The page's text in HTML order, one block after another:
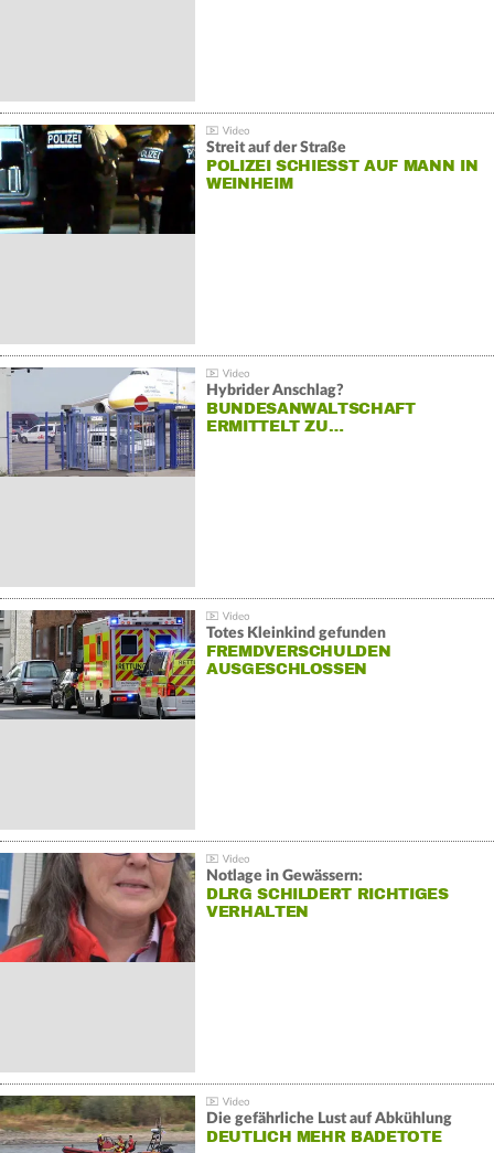
Streit auf der Straße
POLIZEI SCHIESST AUF MANN IN W
EINHEIM
Hybrider Anschlag?
BUNDESANWALTSCHAFT
ERMITTELT ZU…
Totes Kleinkind gefunden
FREMDVERSCHULDEN
AUSGESCHLOSSEN
Notlage in Gewässern:
DLRG SCHILDERT RICHTIGES
VERHALTEN
Die gefährliche Lust auf Abkühlung
DEUTLICH MEHR BADETOTE